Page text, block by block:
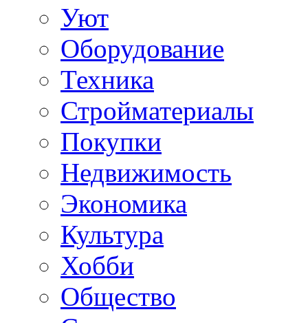
Уют
Оборудование
Техника
Стройматериалы
Покупки
Недвижимость
Экономика
Культура
Хобби
Общество